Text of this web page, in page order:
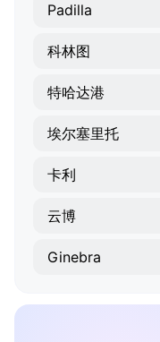
Padilla
科林图
特哈达港
埃尔塞里托
卡利
云博
Ginebra